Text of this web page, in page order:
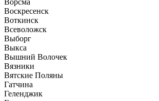
Ворсма
Воскресенск
Воткинск
Всеволожск
Выборг
Выкса
Вышний Волочек
Вязники
Вятские Поляны
Гатчина
Геленджик